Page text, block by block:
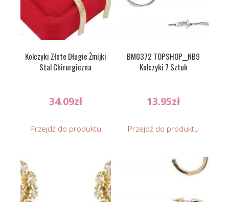
Kolczyki Złote Długie Żmijki
Stal Chirurgiczna
34.09zł
Przejdź do produktu
BM0372 TOPSHOP__NB9
Kolczyki 7 Sztuk
13.95zł
Przejdź do produktu